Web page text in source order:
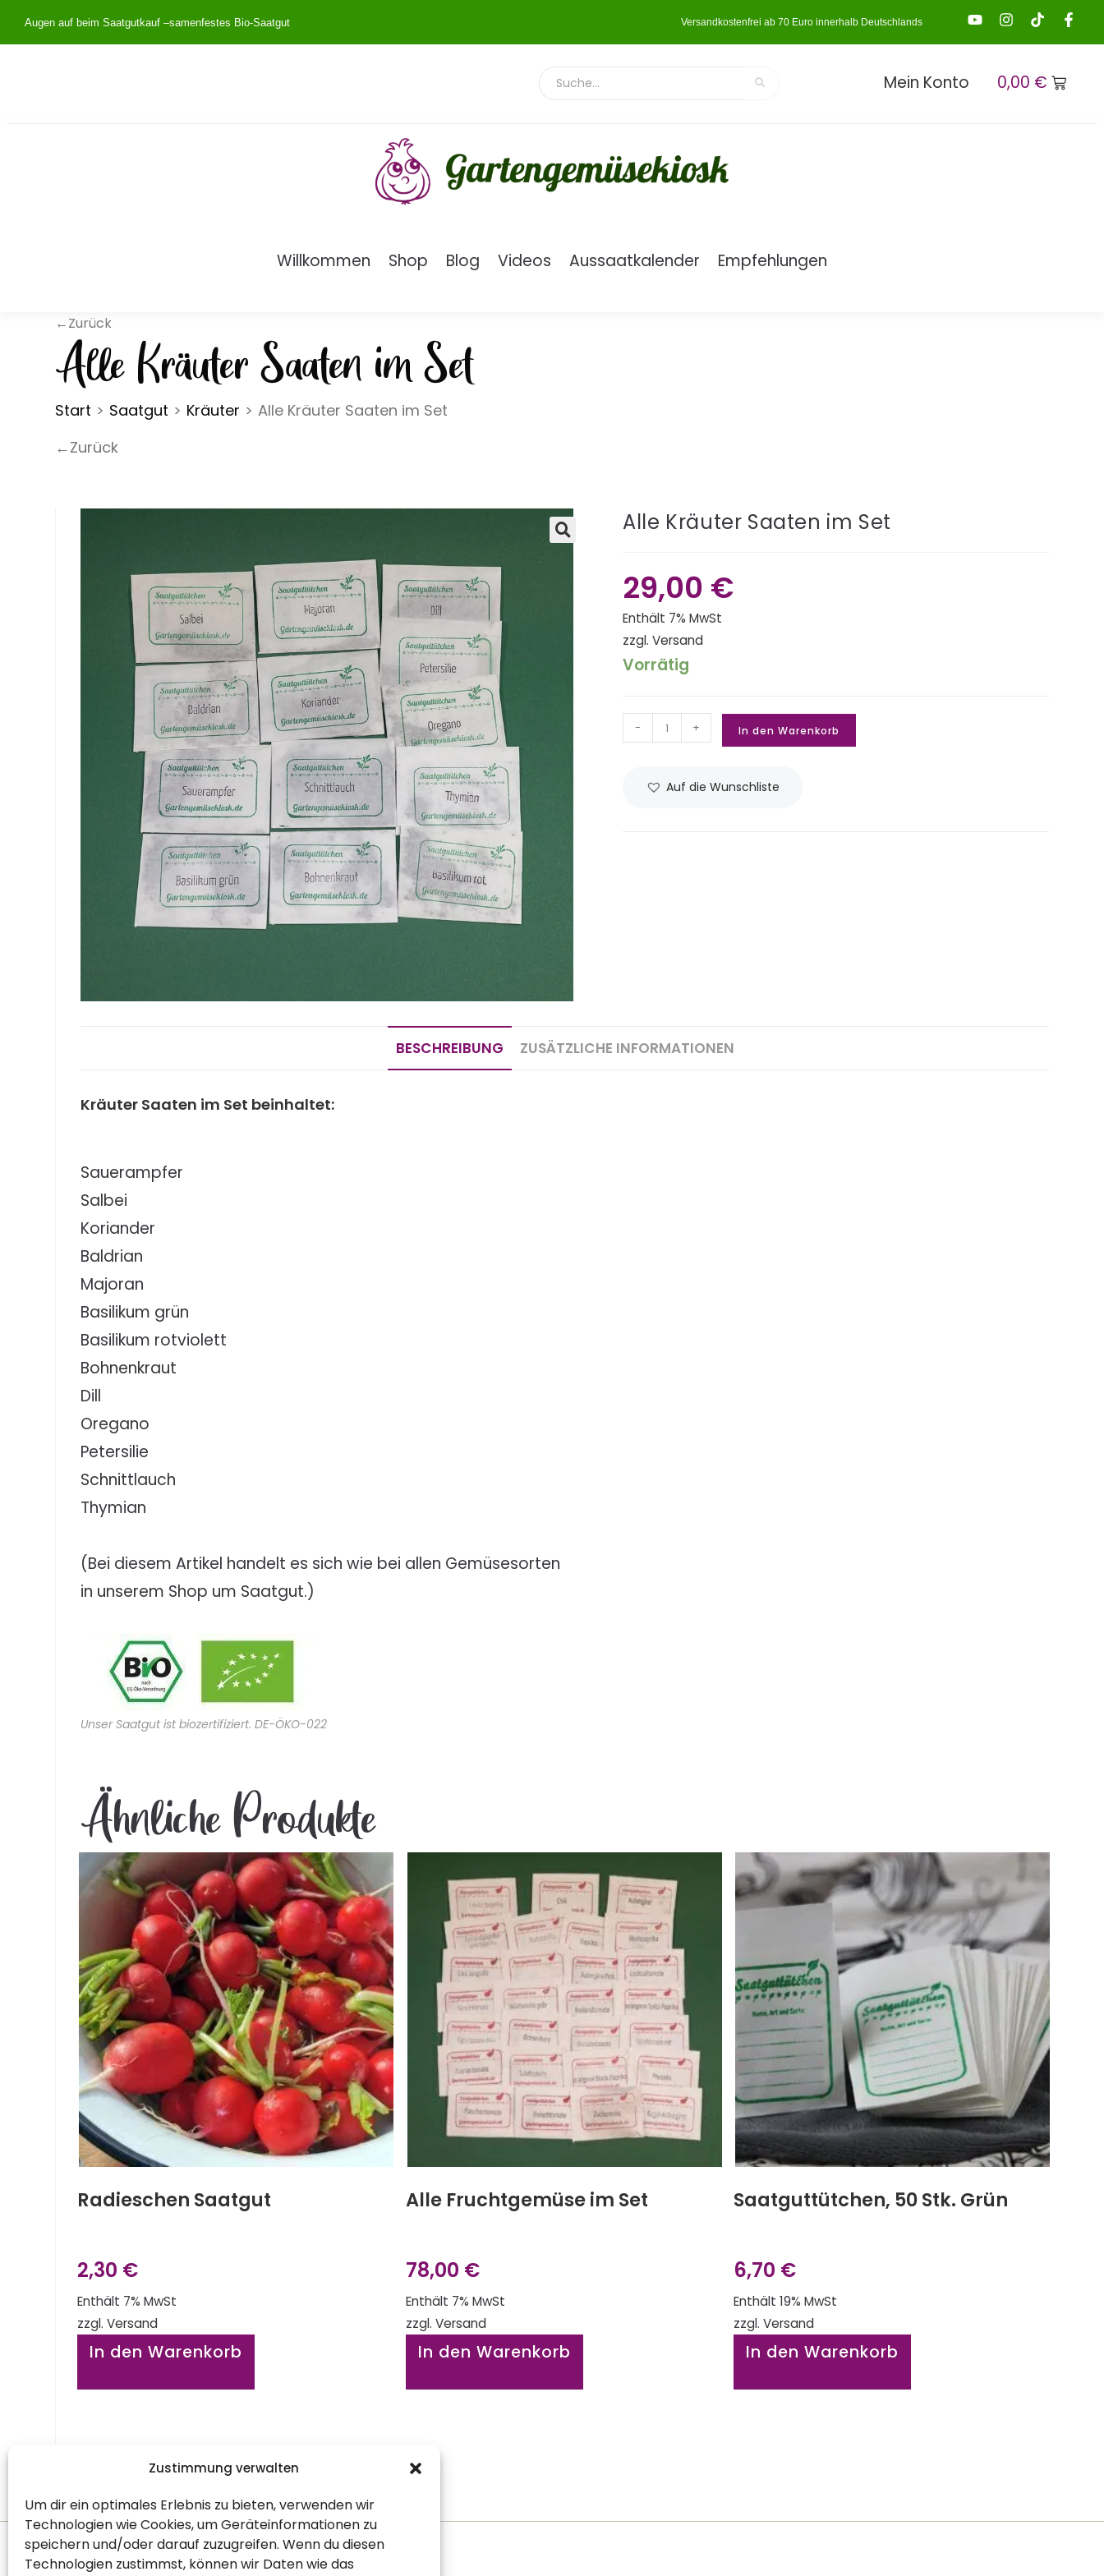
Zustimmung verwalten
Um dir ein optimales Erlebnis zu bieten, verwenden wir
Technologien wie Cookies, um Geräteinformationen zu
speichern und/oder darauf zuzugreifen. Wenn du diesen
Technologien zustimmst, können wir Daten wie das
Augen auf beim Saatgutkauf –samenfestes Bio-Saatgut Versandkostenfrei ab 70 Euro innerhalb Deutschlands
Mein Konto 0,00 €
Willkommen Shop Blog Videos Aussaatkalender Empfehlungen
Alle Kräuter Saaten im Set
Start > Saatgut > Kräuter > Alle Kräuter Saaten im Set
←Zurück
Alle Kräuter Saaten im Set
29,00 €
Enthält 7% MwSt
zzgl.Versand
Vorrätig
- + In den Warenkorb
Auf die Wunschliste
BESCHREIBUNG ZUSÄTZLICHE INFORMATIONEN
Kräuter Saaten im Set beinhaltet:
Sauerampfer
Salbei
Koriander
Baldrian
Majoran
Basilikum grün
Basilikum rotviolett
Bohnenkraut
Dill
Oregano
Petersilie
Schnittlauch
Thymian
(Bei diesem Artikel handelt es sich wie bei allen Gemüsesorten
in unserem Shop um Saatgut.)
Unser Saatgut ist biozertifiziert. DE-ÖKO-022
Ähnliche Produkte
Radieschen Saatgut
2,30 €
Enthält 7% MwSt
zzgl.Versand
In den Warenkorb
Alle Fruchtgemüse im Set
78,00 €
Enthält 7% MwSt
zzgl. Versand
In den Warenkorb
Saatguttütchen, 50 Stk. Grün
6,70 €
Enthält 19% MwSt
zzgl.Versand
In den Warenkorb
←Zurück